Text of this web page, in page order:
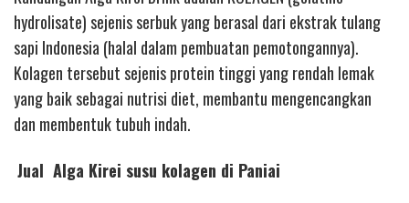
hydrolisate) sejenis serbuk yang berasal dari ekstrak tulang
sapi Indonesia (halal dalam pembuatan pemotongannya).
Kolagen tersebut sejenis protein tinggi yang rendah lemak
yang baik sebagai nutrisi diet, membantu mengencangkan
dan membentuk tubuh indah.
Jual Alga Kirei susu kolagen di Paniai